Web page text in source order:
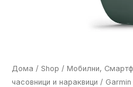
Дома / Shop / Мобилни,
часовници и нараквици /